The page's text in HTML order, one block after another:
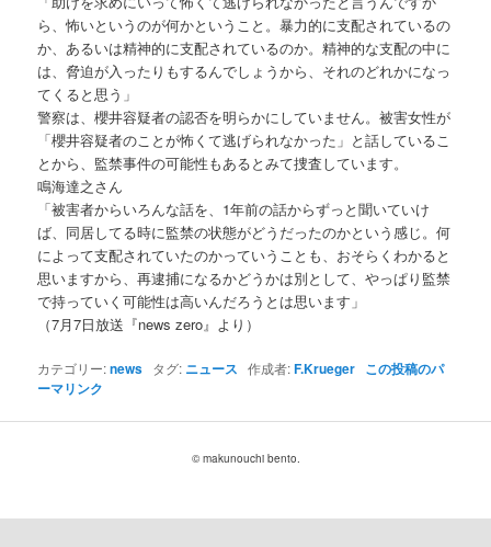
ら、怖いというのが何かということ。暴力的に支配されているの
か、あるいは精神的に支配されているのか。精神的な支配の中に
は、脅迫が入ったりもするんでしょうから、それのどれかになっ
てくると思う」
警察は、櫻井容疑者の認否を明らかにしていません。被害女性が
「櫻井容疑者のことが怖くて逃げられなかった」と話しているこ
とから、監禁事件の可能性もあるとみて捜査しています。
鳴海達之さん
「被害者からいろんな話を、1年前の話からずっと聞いていけ
ば、同居してる時に監禁の状態がどうだったのかという感じ。何
によって支配されていたのかっていうことも、おそらくわかると
思いますから、再逮捕になるかどうかは別として、やっぱり監禁
で持っていく可能性は高いんだろうとは思います」
（7月7日放送『news zero』より）
カテゴリー:news タグ: ニュース 作成者:F.Krueger この投稿のパ
ーマリンク
© makunouchi bento.